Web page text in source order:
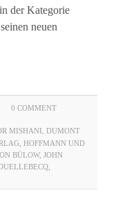
der Kategorie
neuen
0 COMMENT
MISHANI DUMONT
HOFFMANN UND
BÜLOW, JOHN